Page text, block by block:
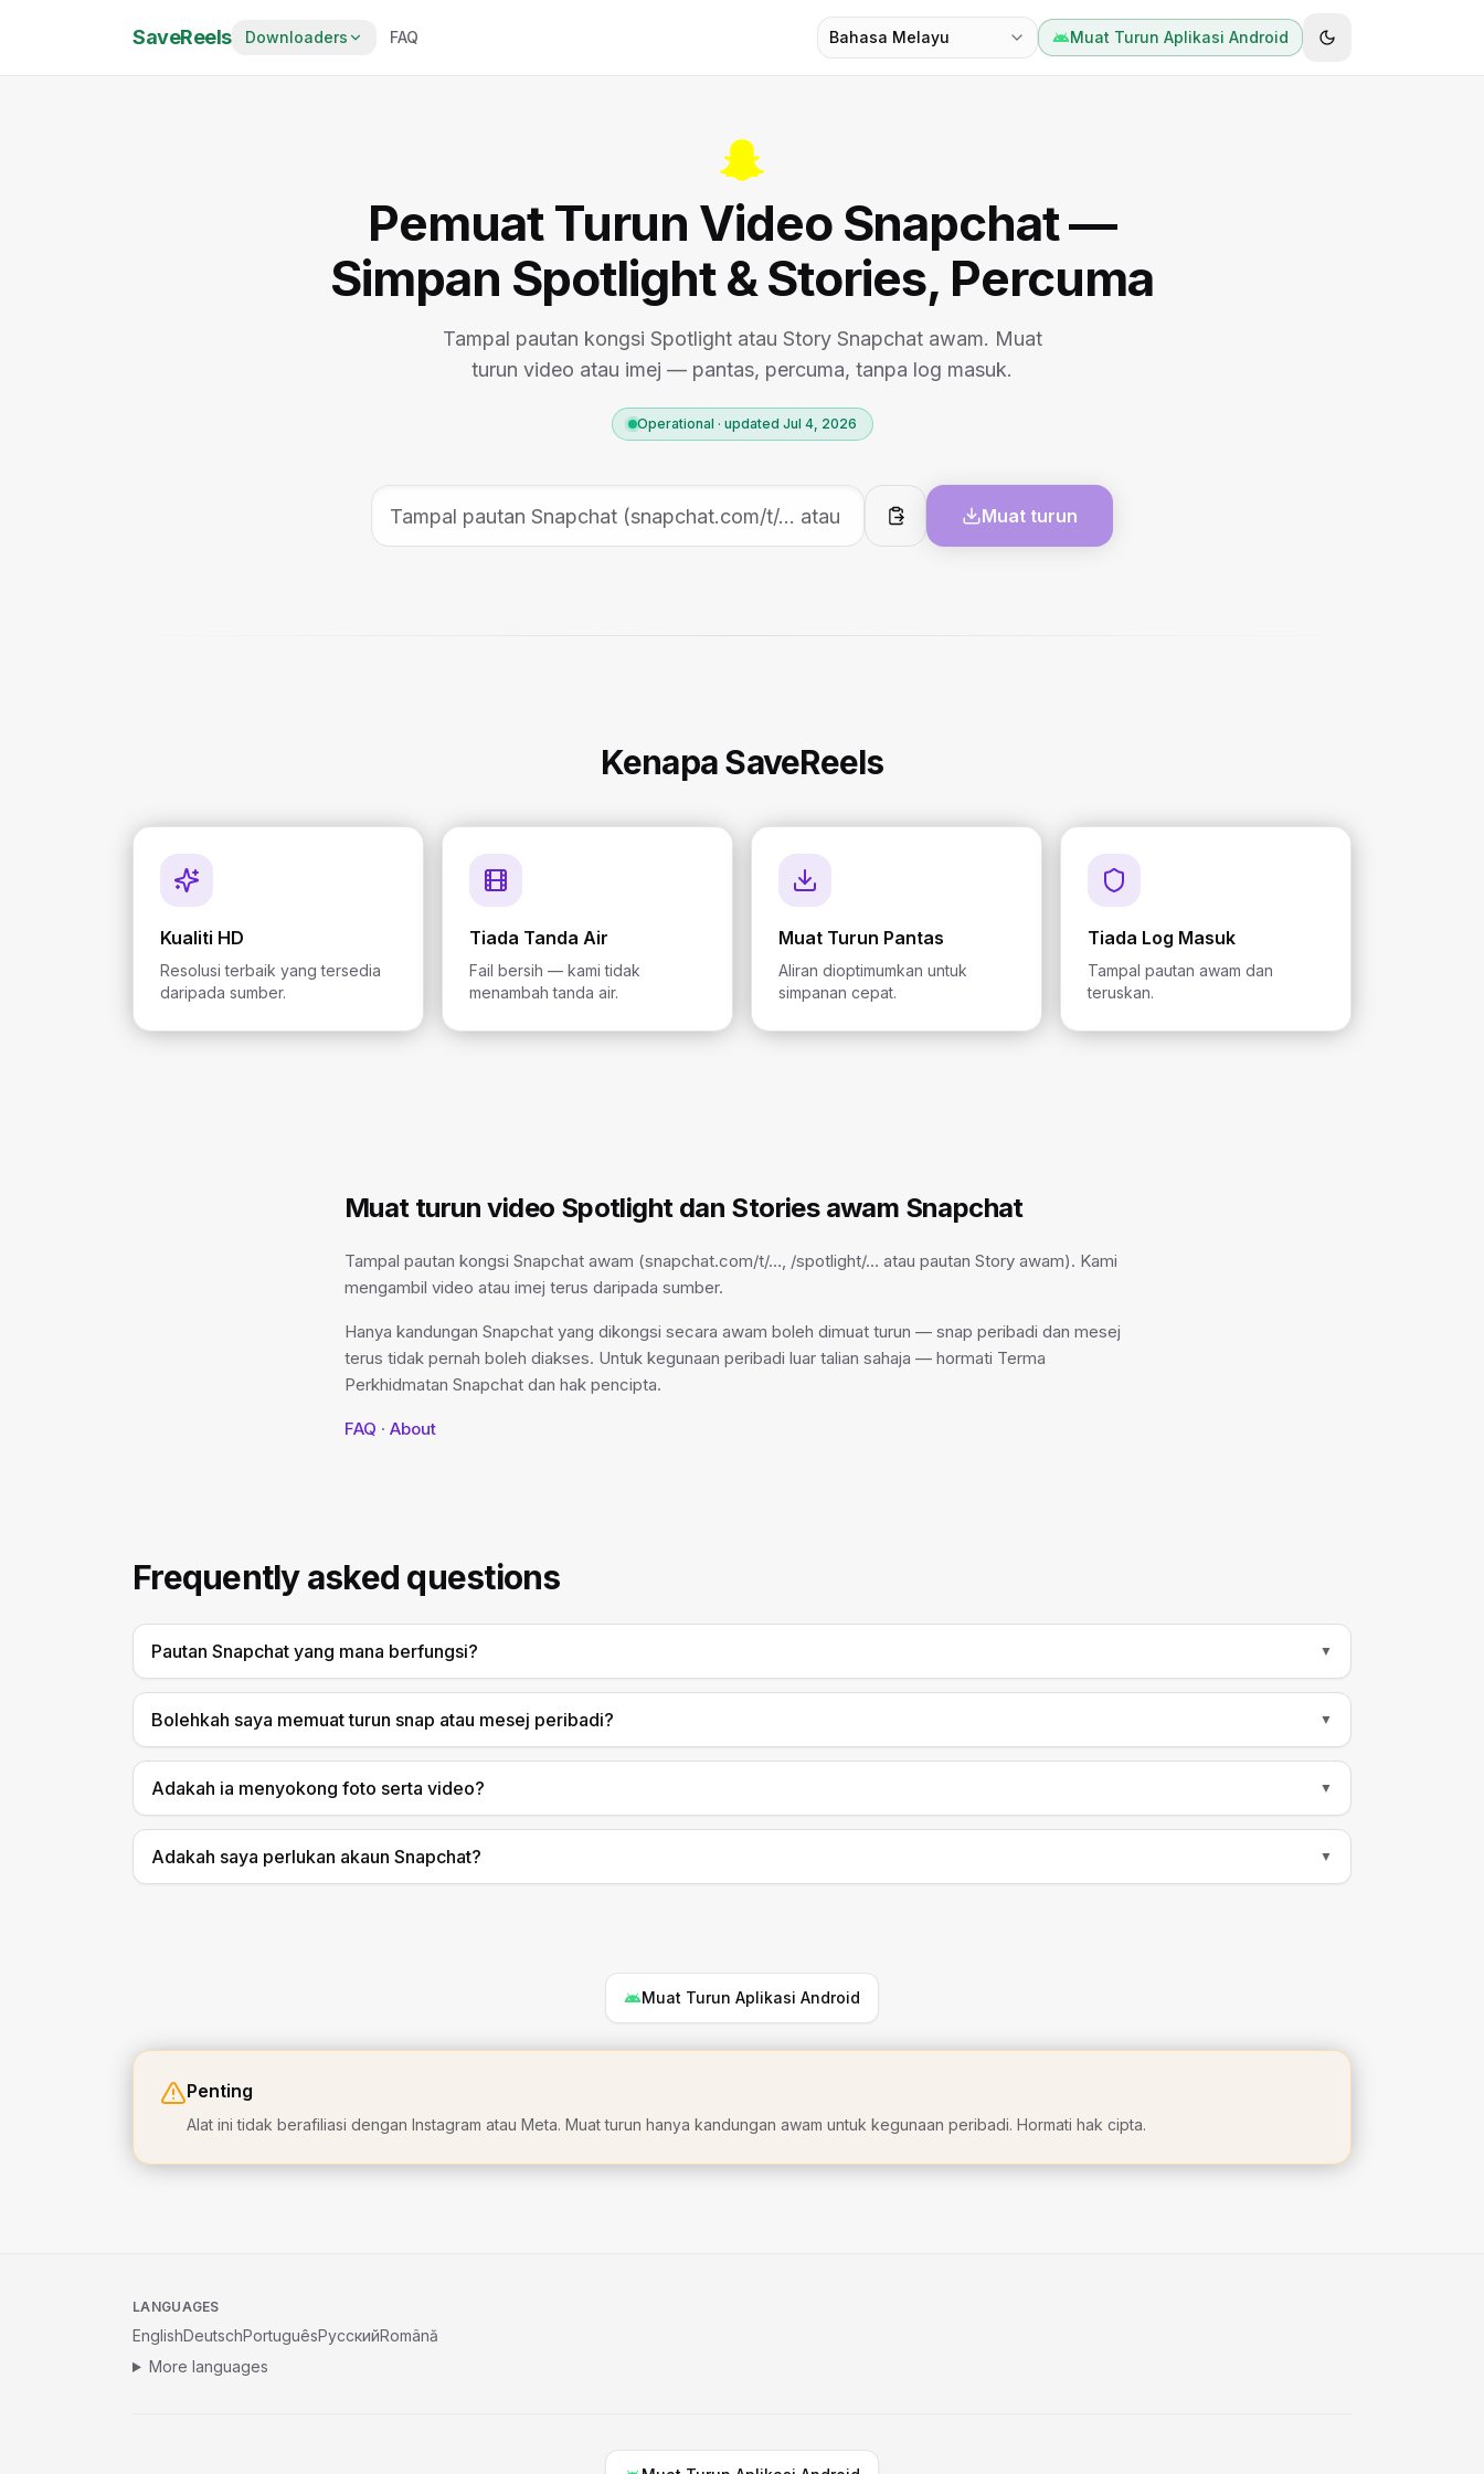
SaveReels Downloaders FAQ Bahasa Melayu Muat Turun Aplikasi Android
Pemuat Turun Video Snapchat —
Simpan Spotlight & Stories, Percuma
Tampal pautan kongsi Spotlight atau Story Snapchat awam. Muat
turun video atau imej — pantas, percuma, tanpa log masuk.
Operational · updated Jul 4, 2026
Tampal
Muat turun
Kenapa SaveReels
Kualiti HD
Resolusi terbaik yang tersedia
daripada sumber.
Tiada Tanda Air
Fail bersih — kami tidak
menambah tanda air.
Muat Turun Pantas
Aliran dioptimumkan untuk
simpanan cepat.
Tiada Log Masuk
Tampal pautan awam dan
teruskan.
Muat turun video Spotlight dan Stories awam Snapchat
Tampal pautan kongsi Snapchat awam (snapchat.com/t/…, /spotlight/… atau pautan Story awam). Kami
mengambil video atau imej terus daripada sumber.
Hanya kandungan Snapchat yang dikongsi secara awam boleh dimuat turun — snap peribadi dan mesej
terus tidak pernah boleh diakses. Untuk kegunaan peribadi luar talian sahaja — hormati Terma
Perkhidmatan Snapchat dan hak pencipta.
FAQ · About
Frequently asked questions
Pautan Snapchat yang mana berfungsi? ▼
Bolehkah saya memuat turun snap atau mesej peribadi? ▼
Adakah ia menyokong foto serta video? ▼
Adakah saya perlukan akaun Snapchat? ▼
Muat Turun Aplikasi Android
Penting
Alat ini tidak berafiliasi dengan Instagram atau Meta. Muat turun hanya kandungan awam untuk kegunaan peribadi. Hormati hak cipta.
LANGUAGES
EnglishDeutschPortuguêsРусскийRomână
More languages